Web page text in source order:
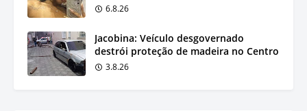
6.8.26
Jacobina: Veículo desgovernado
destrói proteção de madeira no Centro
3.8.26